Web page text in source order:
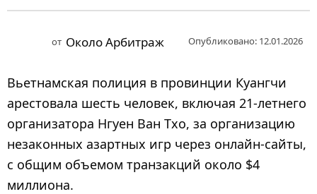
а
7
м
е
с
я
ц
от Около Арбитраж Опубликовано: 12.01.2026
Вьетнамская полиция в провинции Куангчи
арестовала шесть человек, включая 21-летнего
организатора Нгуен Ван Тхо, за организацию
незаконных азартных игр через онлайн-сайты,
с общим объемом транзакций около $4
миллиона.